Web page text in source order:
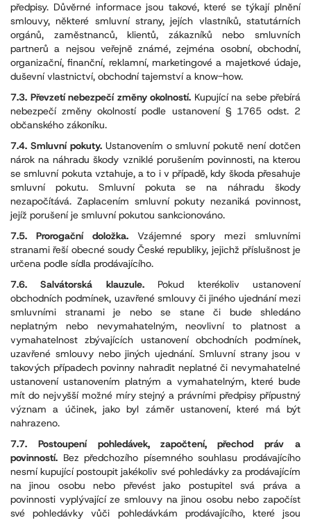
předpisy. Důvěrné informace jsou takové, které se týkají plnění
smlouvy, některé smluvní strany, jejích vlastníků, statutárních
orgánů, zaměstnanců, klientů, zákazníků nebo smluvních
partnerů a nejsou veřejně známé, zejména osobní, obchodní,
organizační, finanční, reklamní, marketingové a majetkové údaje,
duševní vlastnictví, obchodní tajemství a know-how.
7.3. Převzetí nebezpečí změny okolností. Kupující na sebe přebírá
nebezpečí změny okolností podle ustanovení § 1765 odst. 2
občanského zákoníku.
7.4. Smluvní pokuty. Ustanovením o smluvní pokutě není dotčen
nárok na náhradu škody vzniklé porušením povinnosti, na kterou
se smluvní pokuta vztahuje, a to i v případě, kdy škoda přesahuje
smluvní pokutu. Smluvní pokuta se na náhradu škody
nezapočítává. Zaplacením smluvní pokuty nezaniká povinnost,
jejíž porušení je smluvní pokutou sankcionováno.
7.5. Prorogační doložka. Vzájemné spory mezi smluvními
stranami řeší obecné soudy České republiky, jejichž příslušnost je
určena podle sídla prodávajícího.
7.6. Salvátorská klauzule. Pokud kterékoliv ustanovení
obchodních podmínek, uzavřené smlouvy či jiného ujednání mezi
smluvními stranami je nebo se stane či bude shledáno
neplatným nebo nevymahatelným, neovlivní to platnost a
vymahatelnost zbývajících ustanovení obchodních podmínek,
uzavřené smlouvy nebo jiných ujednání. Smluvní strany jsou v
takových případech povinny nahradit neplatné či nevymahatelné
ustanovení ustanovením platným a vymahatelným, které bude
mít do nejvyšší možné míry stejný a právními předpisy přípustný
význam a účinek, jako byl záměr ustanovení, které má být
nahrazeno.
7.7. Postoupení pohledávek, započtení, přechod práv a
povinností. Bez předchozího písemného souhlasu prodávajícího
nesmí kupující postoupit jakékoliv své pohledávky za prodávajícím
na jinou osobu nebo převést jako postupitel svá práva a
povinnosti vyplývající ze smlouvy na jinou osobu nebo započíst
své pohledávky vůči pohledávkám prodávajícího, které jsou